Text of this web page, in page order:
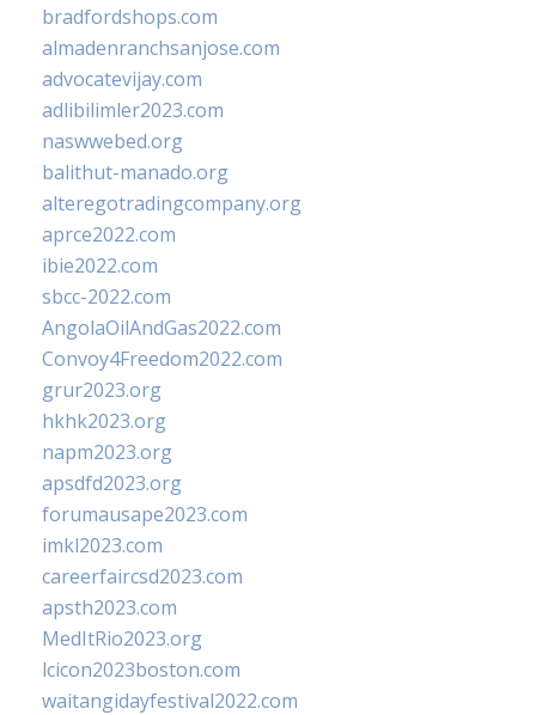
bradfordshops.com
almadenranchsanjose.com
advocatevijay.com
adlibilimler2023.com
naswwebed.org
balithut-manado.org
alteregotradingcompany.org
aprce2022.com
ibie2022.com
sbcc-2022.com
AngolaOilAndGas2022.com
Convoy4Freedom2022.com
grur2023.org
hkhk2023.org
napm2023.org
apsdfd2023.org
forumausape2023.com
imkl2023.com
careerfaircsd2023.com
apsth2023.com
MedItRio2023.org
lcicon2023boston.com
waitangidayfestival2022.com